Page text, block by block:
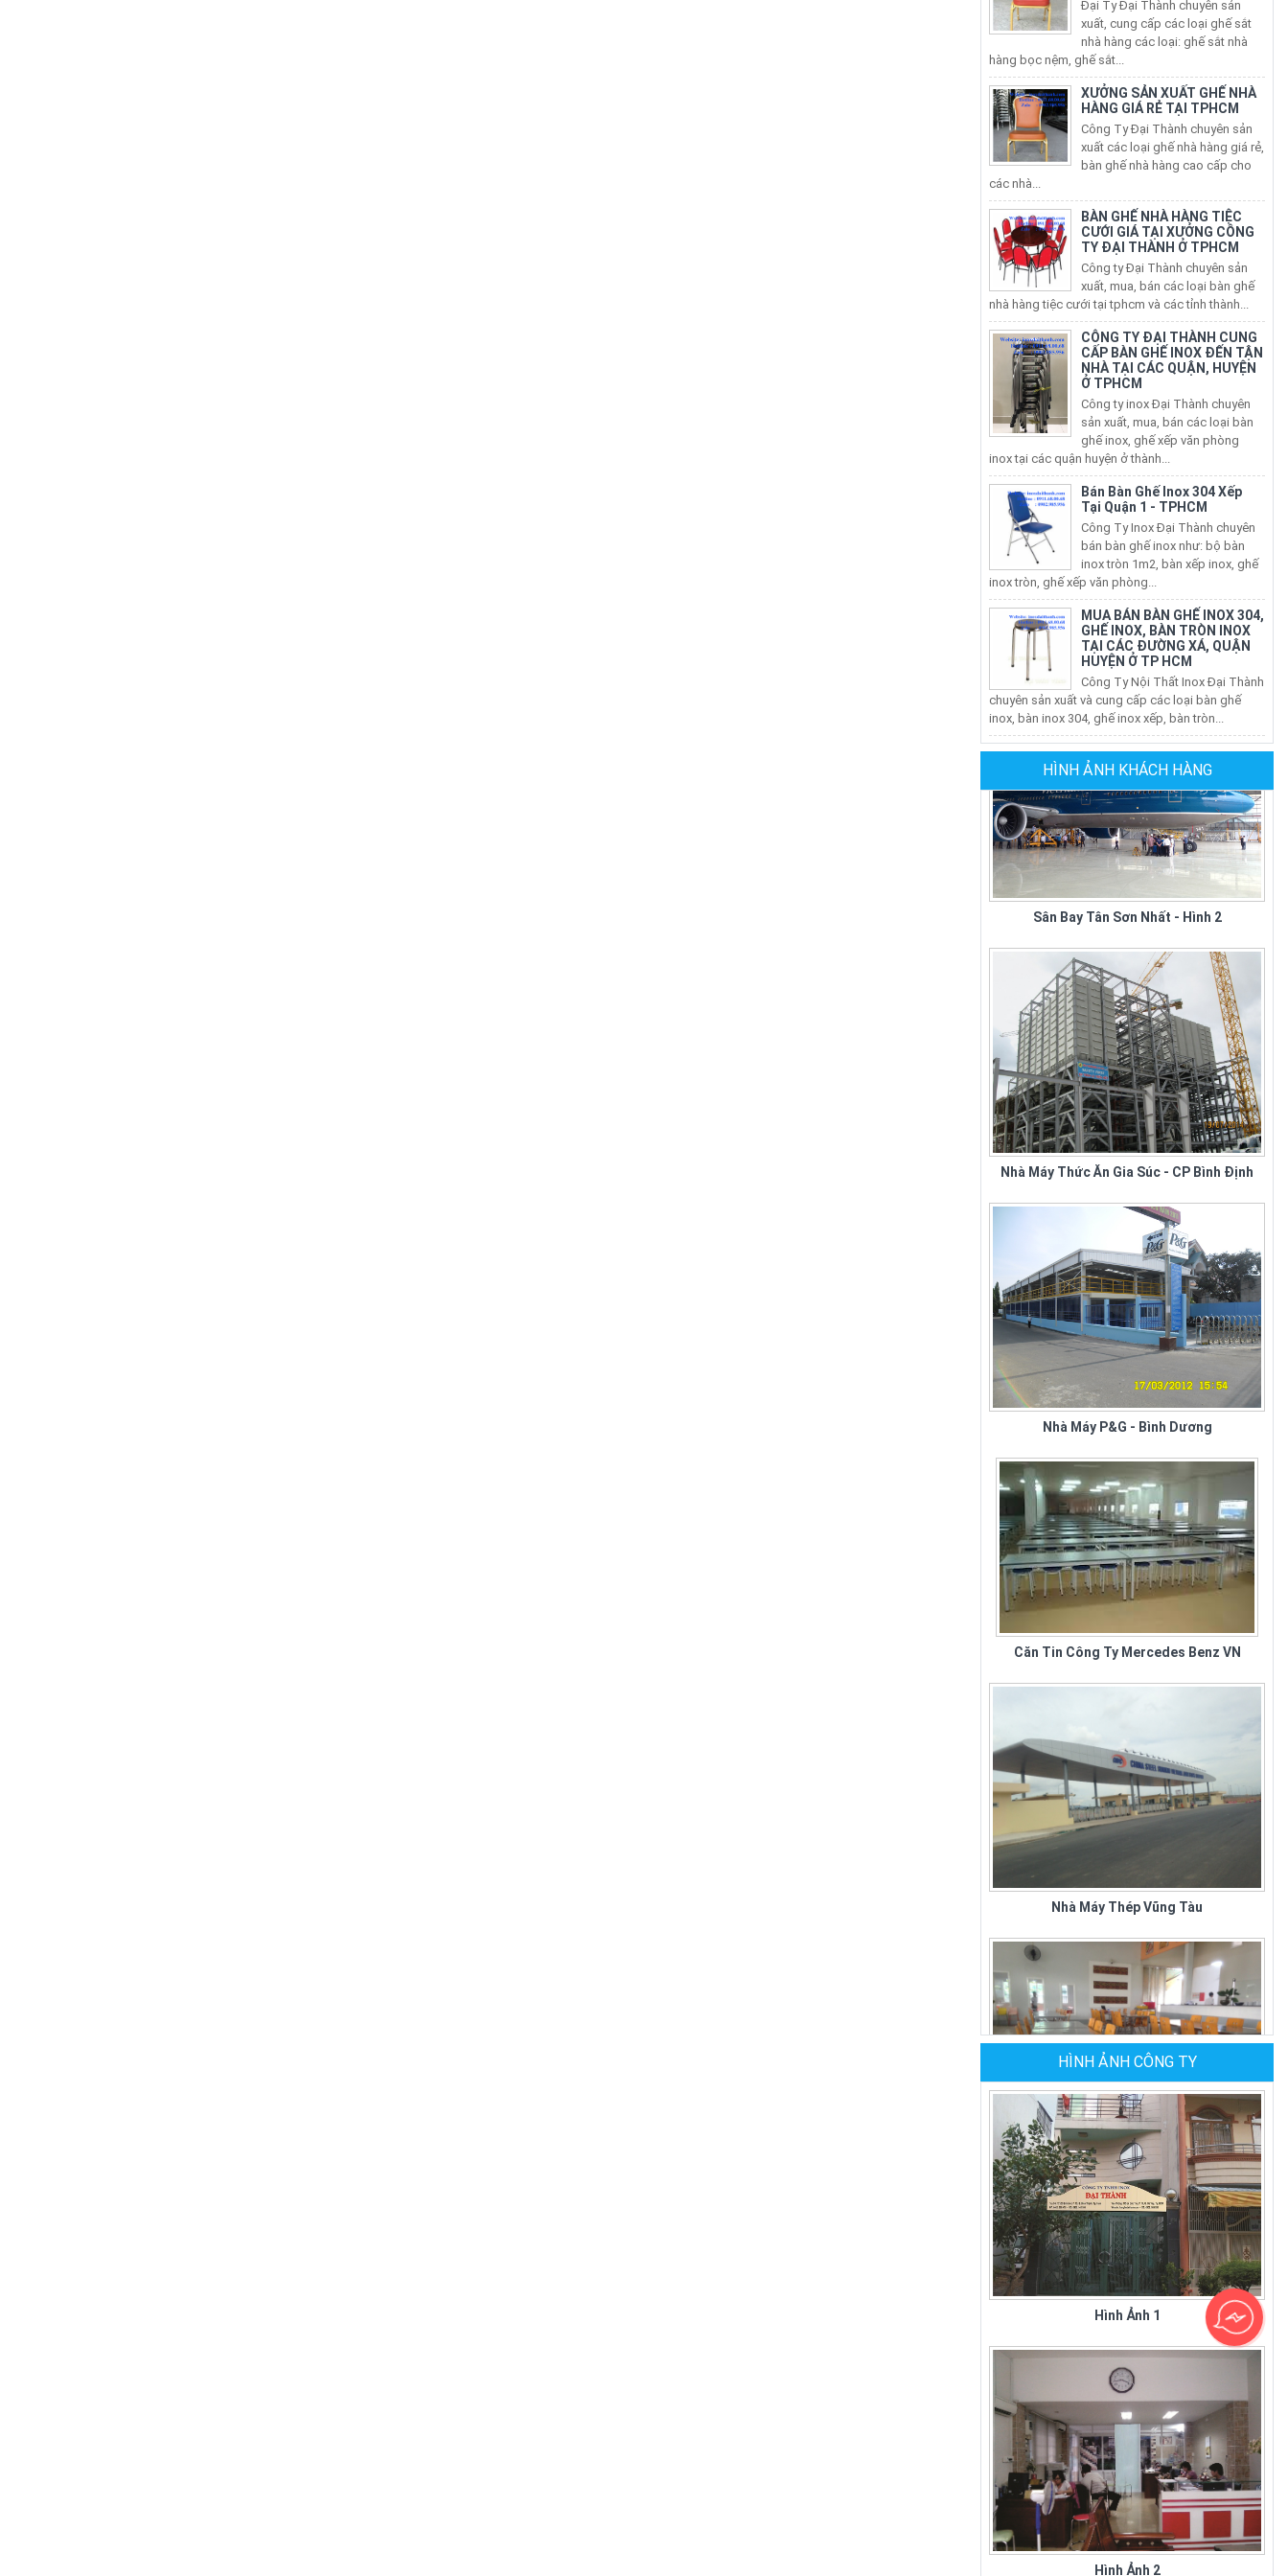
nhà hàng các loại: ghế sắt nhà
hàng bọc nệm, ghế sắt...
HÀNG GIÁ RẺ TẠI TPHCM
Công Ty Đại Thành chuyên sản
xuất các loại ghế nhà hàng giá rẻ,
bàn ghế nhà hàng cao cấp cho
các nhà...
CƯỚI GIÁ TẠI XƯỞNG CÔNG
TY ĐẠI THÀNH Ở TPHCM
Công ty Đại Thành chuyên sản
xuất, mua, bán các loại bàn ghế
nhà hàng tiệc cưới tại tphcm và các tỉnh thành...
CÔNG TY ĐẠI THÀNH CUNG
CẤP BÀN GHẾ INOX ĐẾN TẬN
NHÀ TẠI CÁC QUẬN, HUYỆN
Ở TPHCM
Công ty inox Đại Thành chuyên
sản xuất, mua, bán các loại bàn
ghế inox, ghế xếp văn phòng
inox tại các quận huyện ở thành...
Bán Bàn Ghế Inox 304 Xếp
Tại Quận 1 - TPHCM
Công Ty Inox Đại Thành chuyên
bán bàn ghế inox như: bộ bàn
inox tròn 1m2, bàn xếp inox, ghế
inox tròn, ghế xếp văn phòng...
MUA BÁN BÀN GHẾ INOX 304,
GHẾ INOX, BÀN TRÒN INOX
TẠI CÁC ĐƯỜNG XÁ, QUẬN
HUYỆN Ở TP HCM
Công Ty Nội Thất Inox Đại Thành
chuyên sản xuất và cung cấp các loại bàn ghế
inox, bàn inox 304, ghế inox xếp, bàn tròn...
BÁN BÀN GHẾ INOX 304, GHẾ
INOX, BÀN INOX TẠI CÁC
QUẬN HUYỆN TẠI TP HCM
sản xuất và cung cấp các loại bàn ghế inox, bàn
inox 304, ghế inox xếp, bàn tròn inox xếp...
CÔNG TY SẢN XUẤT GHẾ
NHÀ HÀNG
Công Ty Đại Thành chuyên sản
xuất ghế nhà hàng tiệc cưới tại
tphcm và toàn quốc. Nhằm đáp
HÌNH ẢNH KHÁCH HÀNG
Sân Bay Tân Sơn Nhất - Hình 2
Nhà Máy Thức Ăn Gia Súc - CP Bình Định
Nhà Máy P&G - Bình Dương
Căn Tin Công Ty Mercedes Benz VN
Nhà Máy Thép Vũng Tàu
Quán Cơm Kiều Giang
Sân Bay Tân Sơn Nhất - Hình 1
HÌNH ẢNH CÔNG TY
Hình Ảnh 1
Hình Ảnh 2